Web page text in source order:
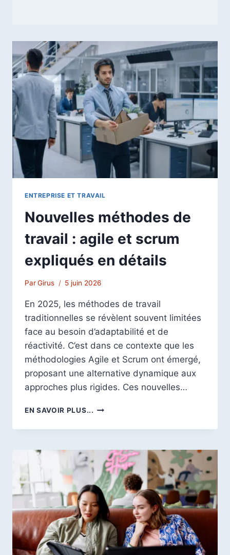
ENTREPRISE ET TRAVAIL
Nouvelles méthodes de
travail : agile et scrum
expliqués en détails
ParGirus 5 juin 2026
En 2025, les méthodes de travail
traditionnelles se révèlent souvent limitées
face au besoin d’adaptabilité et de
réactivité. C’est dans ce contexte que les
méthodologies Agile et Scrum ont émergé,
proposant une alternative dynamique aux
approches plus rigides. Ces nouvelles…
EN SAVOIR PLUS... NOUVELLES
DE
:
AGILE
ET
SCRUM
EXPLIQUÉS
EN
DÉTAILS